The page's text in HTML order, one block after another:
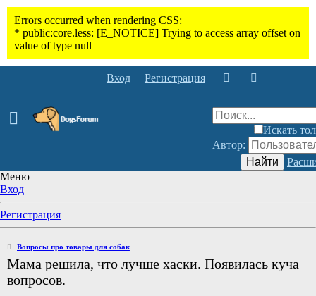
Вход Регистрация
Искать
Автор:
Найти
Меню
Вход
Регистрация
Вопросы про товары для собак
Мама решила, что лучше хаски. Появилась куча
вопросов.